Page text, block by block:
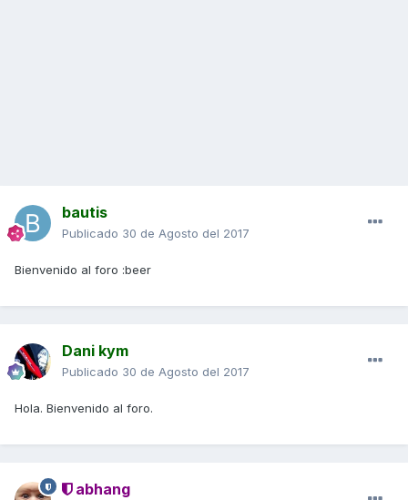
bautis
Publicado 30 de Agosto del 2017
Bienvenido al foro :beer
Dani kym
Publicado 30 de Agosto del 2017
Hola. Bienvenido al foro.
abhang